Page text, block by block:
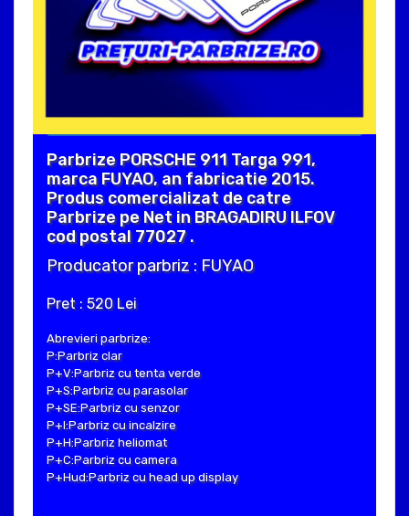
Parbrize PORSCHE 911 Targa 991,
marca FUYAO, an fabricatie 2015.
Produs comercializat de catre
Parbrize pe Net in BRAGADIRU ILFOV
cod postal 77027 .
Producator parbriz : FUYAO
Pret : 520 Lei
Abrevieri parbrize:
P:Parbriz clar
P+V:Parbriz cu tenta verde
P+S:Parbriz cu parasolar
P+SE:Parbriz cu senzor
P+I:Parbriz cu incalzire
P+H:Parbriz heliomat
P+C:Parbriz cu camera
P+Hud:Parbriz cu head up display